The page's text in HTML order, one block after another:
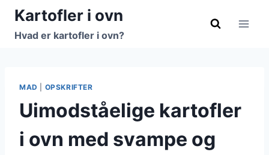
Fortsæt
indhold
Kartofler i ovn
Hvad er kartofler i ovn?
MAD OPSKRIFTER
Uimodståelige kartofler
i ovn med svampe og